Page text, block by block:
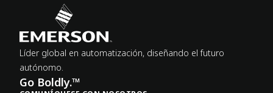
Líder global en automatización, diseñando el futuro
autónomo.
Go Boldly.™